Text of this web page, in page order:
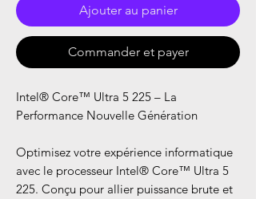
Ajouter au panier
Commander et payer
Intel® Core™ Ultra 5 225 – La
Performance Nouvelle Génération
Optimisez votre expérience informatique
avec le processeur Intel® Core™ Ultra 5
225. Conçu pour allier puissance brute et